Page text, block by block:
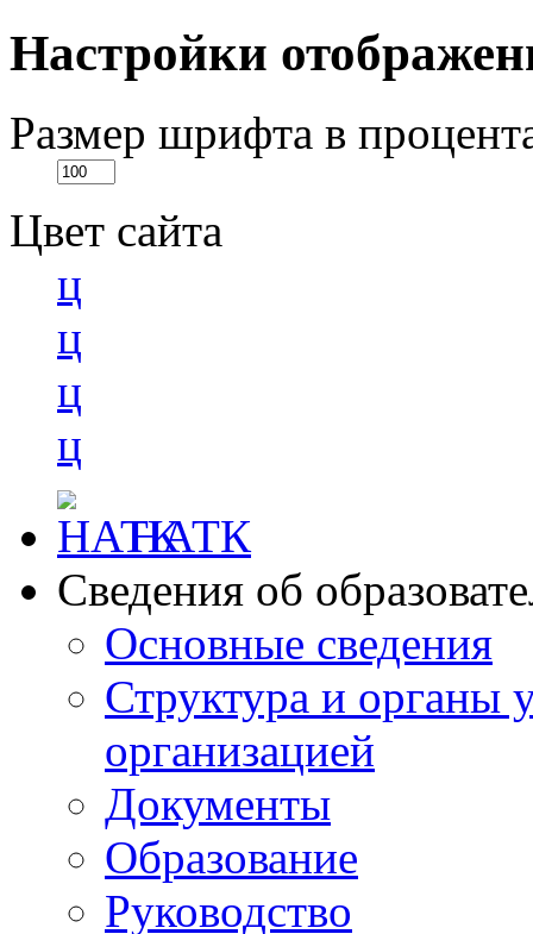
Настройки
Размер шрифта в
Цвет сайта
ц
ц
ц
ц
НАТК
Сведения об
Основные сведения
Структура и органы
организацией
Документы
Образование
Руководство